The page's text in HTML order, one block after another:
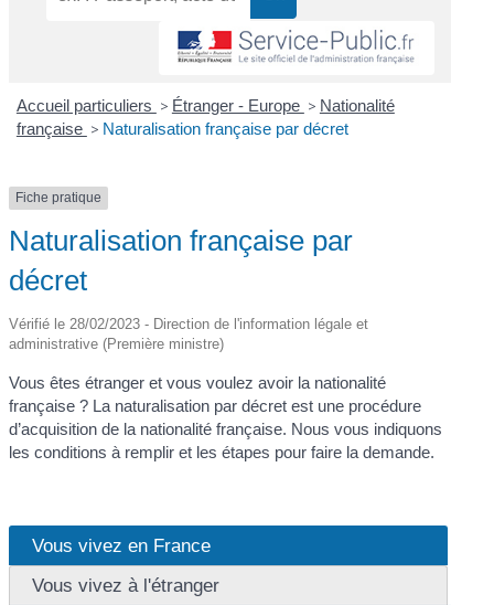
Accueil particuliers > Étranger - Europe > Nationalité
française > Naturalisation française par décret
Fiche pratique
Naturalisation française par
décret
Vérifié le 28/02/2023 - Direction de l'information légale et
administrative (Première ministre)
Vous êtes étranger et vous voulez avoir la nationalité
française ? La naturalisation par décret est une procédure
d’acquisition de la nationalité française. Nous vous indiquons
les conditions à remplir et les étapes pour faire la demande.
Vous vivez en France
Vous vivez à l'étranger